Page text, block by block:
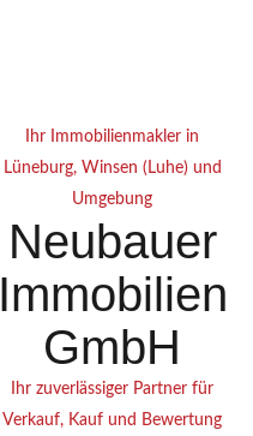
Ihr Immobilienmakler in
Lüneburg, Winsen (Luhe) und
Umgebung
Neubauer
Immobilien
GmbH
Ihr zuverlässiger Partner für
Verkauf, Kauf und Bewertung